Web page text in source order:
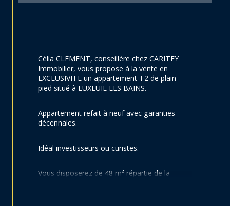
Célia CLEMENT, conseillère chez CARITEY
Immobilier, vous propose à la vente en
EXCLUSIVITE un appartement T2 de plain
pied situé à LUXEUIL LES BAINS.
Appartement refait à neuf avec garanties
décennales.
Idéal investisseurs ou curistes.
Vous disposerez de 48 m² répartie de la